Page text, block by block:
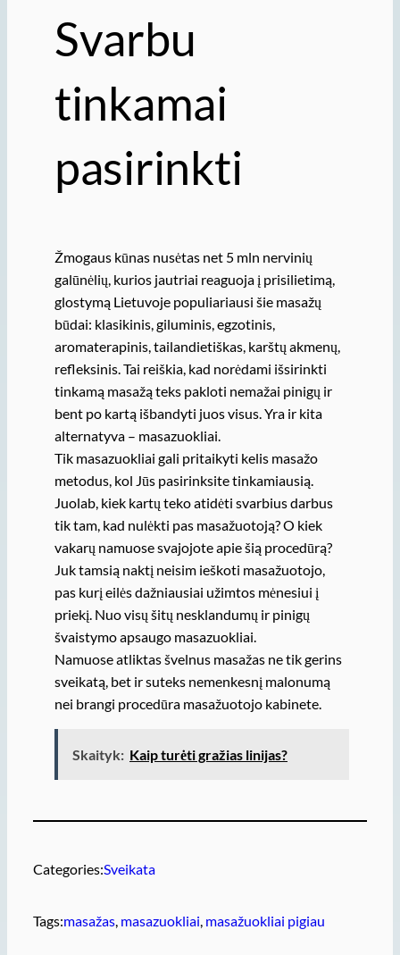
Svarbu
tinkamai
pasirinkti
Žmogaus kūnas nusėtas net 5 mln nervinių
galūnėlių, kurios jautriai reaguoja į prisilietimą,
glostymą Lietuvoje populiariausi šie masažų
būdai: klasikinis, giluminis, egzotinis,
aromaterapinis, tailandietiškas, karštų akmenų,
refleksinis. Tai reiškia, kad norėdami išsirinkti
tinkamą masažą teks pakloti nemažai pinigų ir
bent po kartą išbandyti juos visus. Yra ir kita
alternatyva – masazuokliai.
Tik masazuokliai gali pritaikyti kelis masažo
metodus, kol Jūs pasirinksite tinkamiausią.
Juolab, kiek kartų teko atidėti svarbius darbus
tik tam, kad nulėkti pas masažuotoją? O kiek
vakarų namuose svajojote apie šią procedūrą?
Juk tamsią naktį neisim ieškoti masažuotojo,
pas kurį eilės dažniausiai užimtos mėnesiui į
priekį. Nuo visų šitų nesklandumų ir pinigų
švaistymo apsaugo masazuokliai.
Namuose atliktas švelnus masažas ne tik gerins
sveikatą, bet ir suteks nemenkesnį malonumą
nei brangi procedūra masažuotojo kabinete.
Skaityk: Kaip turėti gražias linijas?
Categories:Sveikata
Tags:masažas, masazuokliai, masažuokliai pigiau